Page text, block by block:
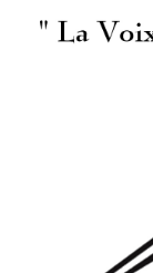
¥ 8,800